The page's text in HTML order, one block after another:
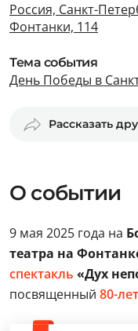
Россия, Санкт-
Фонтанки, 114
Тема события
День Победы в
Рассказать
О событии
9 мая 2025 года на
театра на
спектакль «Дух
посвященный 80-